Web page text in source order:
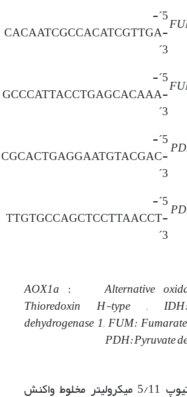
5´-
CACAATCGCCACATCGTTGA-
3´
5´-
GCCCATTACCTGAGCACAAA-
3´
5´-
CGCACTGAGGAATGTACGAC-
3´
5´-
TTGTGCCAGCTCCTTAACCT-
3´
AOX1a :Alternative
Thioredoxin H-type , IDH:
dehydrogenase 1, FUM:
PDH: Pyruvate
ابتدا در هر تیوپ 5/11 میکرولیتر مخلوط واکنش